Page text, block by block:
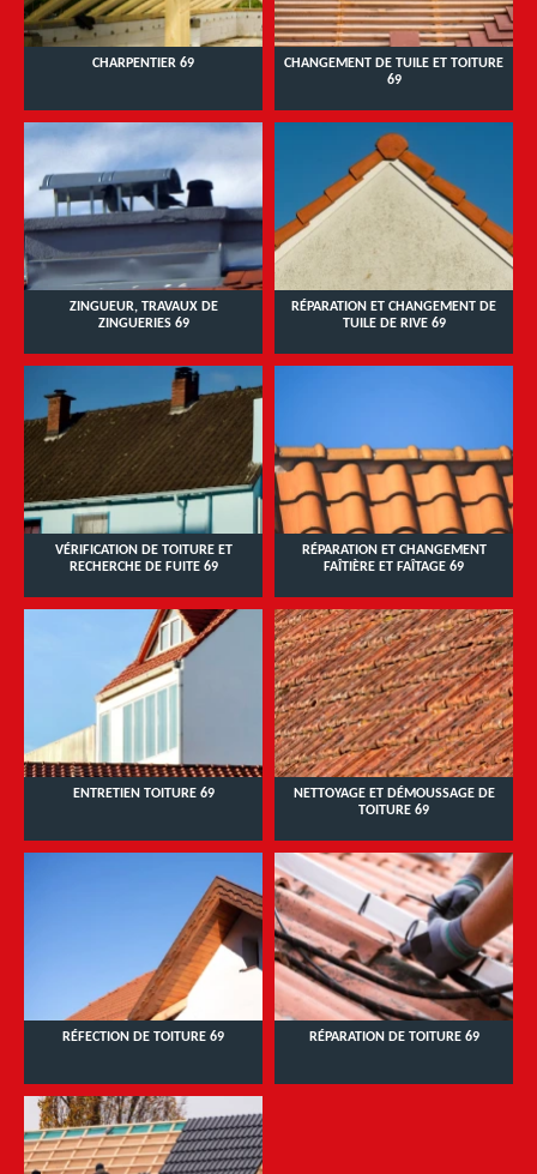
CHARPENTIER 69
CHANGEMENT DE TUILE ET TOITURE
69
ZINGUEUR, TRAVAUX DE
ZINGUERIES 69
RÉPARATION ET CHANGEMENT DE
TUILE DE RIVE 69
VÉRIFICATION DE TOITURE ET
RECHERCHE DE FUITE 69
RÉPARATION ET CHANGEMENT
FAÎTIÈRE ET FAÎTAGE 69
ENTRETIEN TOITURE 69
NETTOYAGE ET DÉMOUSSAGE DE
TOITURE 69
RÉFECTION DE TOITURE 69 RÉPARATION DE TOITURE 69